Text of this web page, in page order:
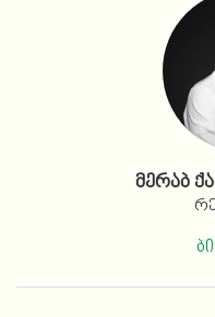
მერაბ